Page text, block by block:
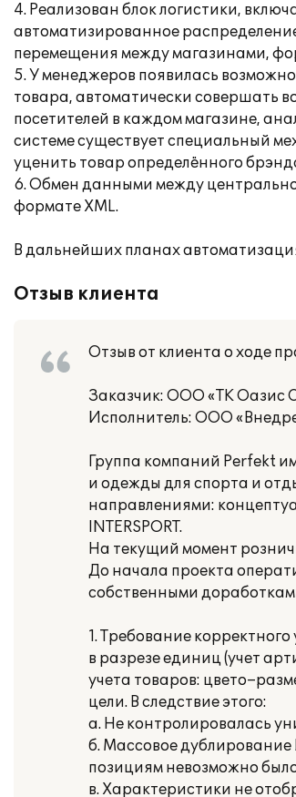
4. Реализован блок логистики,
автоматизированное
перемещения между магазинами,
5. У менеджеров появилась
товара, автоматически совершать
посетителей в каждом магазине,
системе существует специальный
уценить товар определённого
6. Обмен данными между
формате XML.
В дальнейших планах
Отзыв клиента
Отзыв от клиента о ходе
Заказчик: ООО «ТК Оазис
Исполнитель: ООО
Группа компаний Perfekt
и одежды для спорта и
направлениями:
INTERSPORT.
На текущий момент
До начала проекта
собственными
1. Требование
в разрезе единиц (учет
учета товаров:
цели. В следствие этого:
а. Не контролировалась
б. Массовое дублирование
позициям невозможно
в. Характеристики не